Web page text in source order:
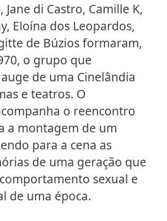
Jane di Castro, Camille K,
Eloína dos Leopardos,
de Búzios formaram,
o grupo que
de uma Cinelândia
e teatros. O
o reencontro
a montagem de um
para a cena as
de uma geração que
sexual e
de uma época.